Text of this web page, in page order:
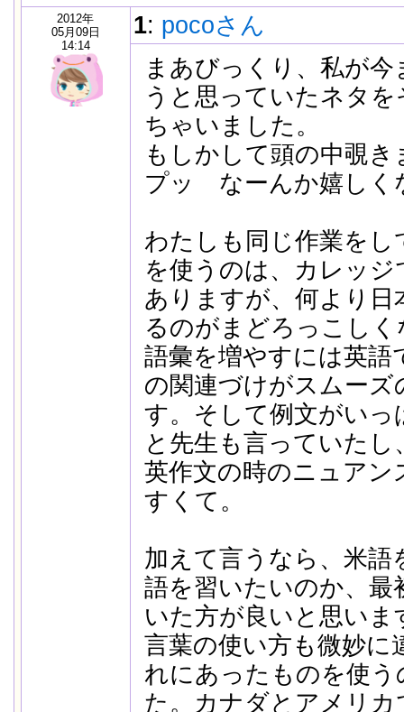
2012年
05月09日
14:14
1: pocoさん
まあびっくり、私が
うと思っていたネタ
ちゃいました。
もしかして頭の中覗
プッ なーんか嬉しく
わたしも同じ作業をし
を使うのは、カレッ
ありますが、何より日
るのがまどろっこし
語彙を増やすには英語
の関連づけがスムー
す。そして例文がい
と先生も言っていた
英作文の時のニュア
すくて。
加えて言うなら、米語
語を習いたいのか、
いた方が良いと思い
言葉の使い方も微妙に
れにあったものを使
た。カナダとアメリ